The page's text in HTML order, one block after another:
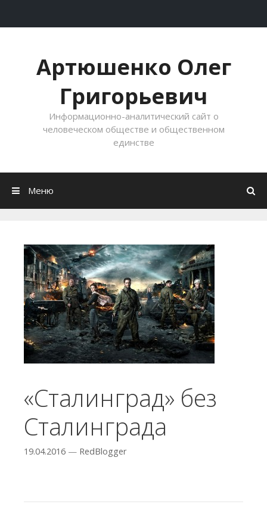
Артюшенко Олег
Григорьевич
Информационно-аналитический сайт о
человеческом обществе и общественном
единстве
Меню
«Сталинград» без
Сталинграда
19.04.2016 — RedBlogger